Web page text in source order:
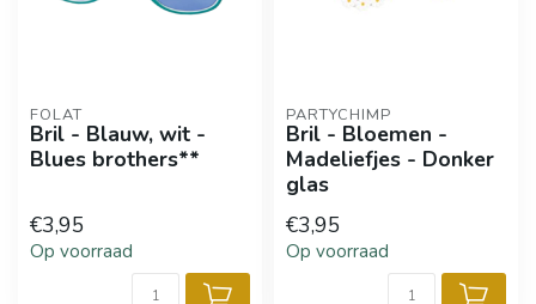
FOLAT
Bril - Blauw, wit -
Blues brothers**
€3,95
Op voorraad
PARTYCHIMP
Bril - Bloemen -
Madeliefjes - Donker
glas
€3,95
Op voorraad